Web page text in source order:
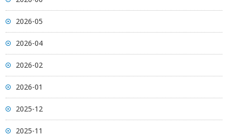
2026-05
2026-04
2026-02
2026-01
2025-12
2025-11